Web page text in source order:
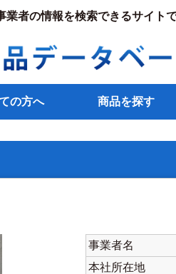
者の情報を検索できるサイトで
の方へ 商品を探す
事業者名
本社所在地